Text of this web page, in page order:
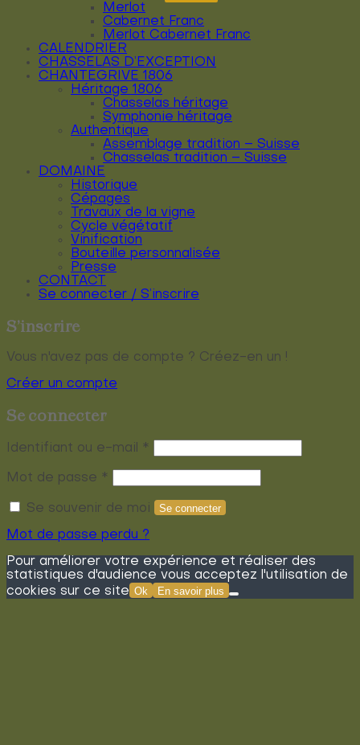
Merlot
Cabernet Franc
Merlot Cabernet Franc
CALENDRIER
CHASSELAS D’EXCEPTION
CHANTEGRIVE 1806
Héritage 1806
Chasselas héritage
Symphonie héritage
Authentique
Assemblage tradition – Suisse
Chasselas tradition – Suisse
DOMAINE
Historique
Cépages
Travaux de la vigne
Cycle végétatif
Vinification
Bouteille personnalisée
Presse
CONTACT
Se connecter / S’inscrire
S’inscrire
Vous n'avez pas de compte ? Créez-en un !
Créer un compte
Se connecter
Identifiant ou e-mail *
Mot de passe *
Se souvenir de moi Se connecter
Mot de passe perdu ?
Pour améliorer votre expérience et réaliser des
statistiques d'audience vous acceptez l'utilisation de
cookies sur ce site Ok En savoir plus